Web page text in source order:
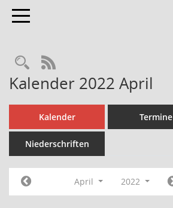
Toggle navigation
Rechercheauswahl
RSS-Feed
Kalender 2022 April
Kalender Termine
Niederschriften
April 2022